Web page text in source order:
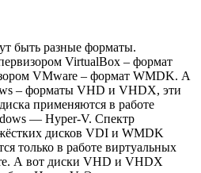
быть разные форматы.
VirtualBox – формат
VMware – формат WMDK. А
– форматы VHD и VHDX, эти
применяются в работе
— Hyper-V. Спектр
дисков VDI и WMDK
только в работе виртуальных
А вот диски VHD и VHDX